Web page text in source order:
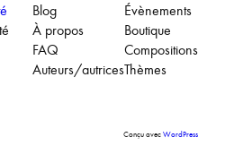
Blog
À propos
FAQ
Auteurs/autrices
Évènements
Boutique
Compositions
Thèmes
Conçu avecWordPress